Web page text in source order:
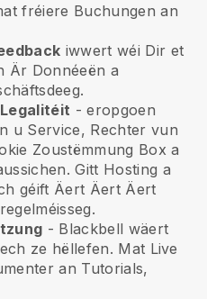
fréiere Buchungen an
iwwert wéi Dir et
Är Donnéeën a
- eropgoen
u Service, Rechter vun
Zoustëmmung Box a
Gitt Hosting a
géift Äert Äert Äert
- Blackbell wäert
ze hëllefen. Mat Live
an Tutorials,